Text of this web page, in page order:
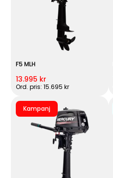
F5 MLH
13.995 kr
Ord. pris: 15.695 kr
Kampanj